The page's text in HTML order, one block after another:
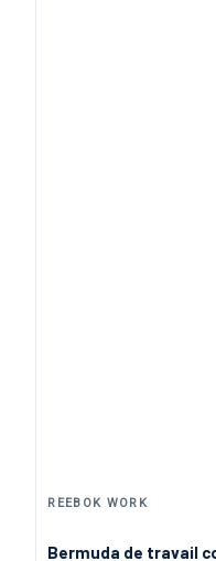
REEBOK WORK
Bermuda de travail